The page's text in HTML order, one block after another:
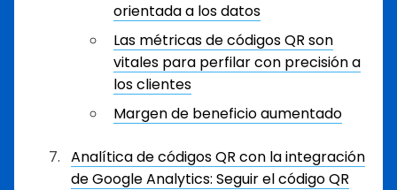
orientada a los datos
Las métricas de códigos QR son
vitales para perfilar con precisión a
los clientes
Margen de beneficio aumentado
Analítica de códigos QR con la integración
de Google Analytics: Seguir el código QR